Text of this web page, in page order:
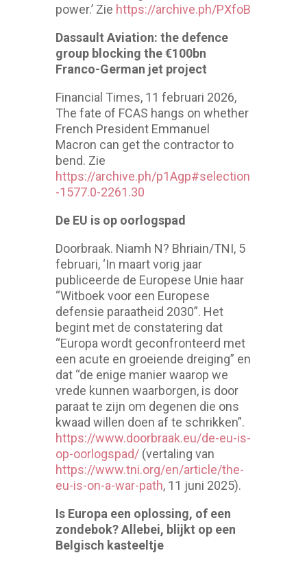
power.’ Zie https://archive.ph/PXfoB
Dassault Aviation: the defence
group blocking the €100bn
Franco-German jet project
Financial Times, 11 februari 2026,
The fate of FCAS hangs on whether
French President Emmanuel
Macron can get the contractor to
bend. Zie
https://archive.ph/p1Agp#selection
-1577.0-2261.30
De EU is op oorlogspad
Doorbraak. Niamh N? Bhriain/TNI, 5
februari, ‘In maart vorig jaar
publiceerde de Europese Unie haar
“Witboek voor een Europese
defensie paraatheid 2030”. Het
begint met de constatering dat
“Europa wordt geconfronteerd met
een acute en groeiende dreiging” en
dat “de enige manier waarop we
vrede kunnen waarborgen, is door
paraat te zijn om degenen die ons
kwaad willen doen af te schrikken”.
https://www.doorbraak.eu/de-eu-is-
op-oorlogspad/(vertaling van
https://www.tni.org/en/article/the-
eu-is-on-a-war-path, 11 juni 2025).
Is Europa een oplossing, of een
zondebok? Allebei, blijkt op een
Belgisch kasteeltje